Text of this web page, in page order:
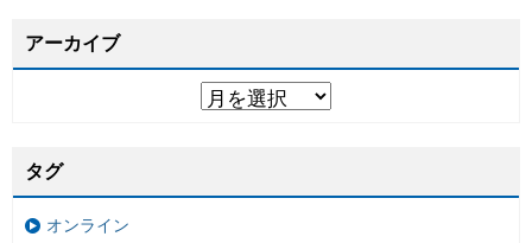
アーカイブ
タグ
オンライン